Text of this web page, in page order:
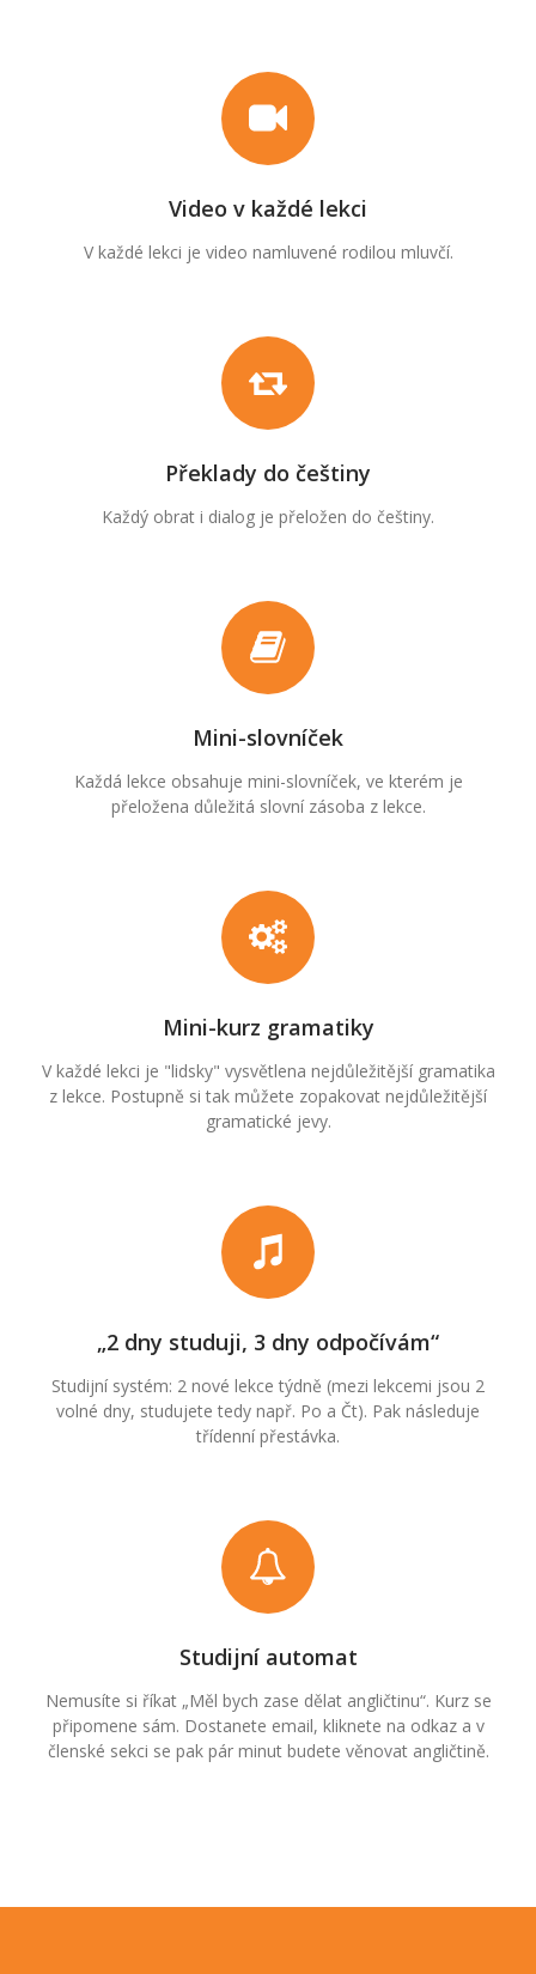
Video v každé lekci
V každé lekci je video namluvené rodilou mluvčí.
Překlady do češtiny
Každý obrat i dialog je přeložen do češtiny.
Mini-slovníček
Každá lekce obsahuje mini-slovníček, ve kterém je
přeložena důležitá slovní zásoba z lekce.
Mini-kurz gramatiky
V každé lekci je "lidsky" vysvětlena nejdůležitější gramatika
z lekce. Postupně si tak můžete zopakovat nejdůležitější
gramatické jevy.
„2 dny studuji, 3 dny odpočívám“
Studijní systém: 2 nové lekce týdně (mezi lekcemi jsou 2
volné dny, studujete tedy např. Po a Čt). Pak následuje
třídenní přestávka.
Studijní automat
Nemusíte si říkat „Měl bych zase dělat angličtinu“. Kurz se
připomene sám. Dostanete email, kliknete na odkaz a v
členské sekci se pak pár minut budete věnovat angličtině.